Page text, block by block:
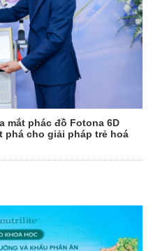
mắt phác đồ Fotona 6D
phá cho giải pháp trẻ hoá